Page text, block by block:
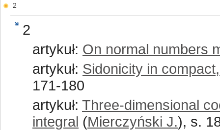
2
2
artykuł: On normal numbers
artykuł: Sidonicity in
171-180
artykuł: Three-dimensional
integral (Mierczyński J.), s.